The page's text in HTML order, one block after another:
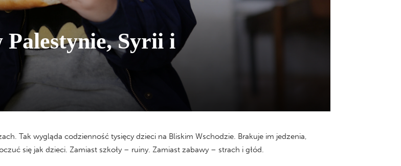
Palestynie, Syrii i
Tak wygląda codzienność tysięcy dzieci na Bliskim Wschodzie. Brakuje im jedzenia,
się jak dzieci. Zamiast szkoły – ruiny. Zamiast zabawy – strach i głód.